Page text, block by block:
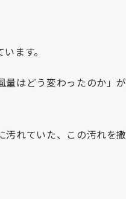
ます。
量はどう変わったのか」
れていた、この汚れを